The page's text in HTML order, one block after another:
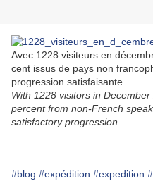
Avec 1228 visiteurs en
cent issus de pays non
progression satisfaisante.
With 1228 visitors in
percent from non-French
satisfactory progression.
#blog #expédition #expedition